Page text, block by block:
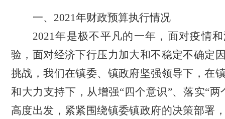
一、 2021年财政预算执行情况
2021年是极不平凡的一年，面对疫情
验，面对经济下行压力加大和不稳定不确定
挑战，我们在镇委、镇政府坚强领导下，在
和大力支持下，从增强“四个意识”、落实“两
高度出发，紧紧围绕镇委镇政府的决策部署